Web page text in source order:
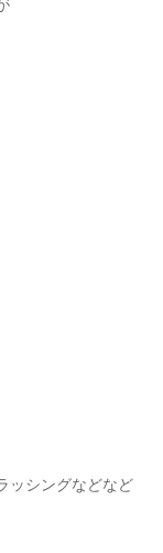
ッシングなどなど